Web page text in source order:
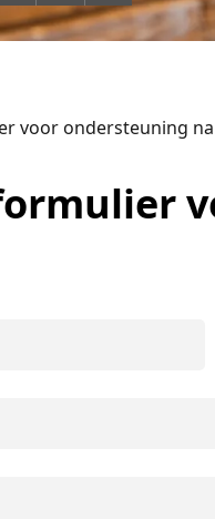
voor ondersteuning